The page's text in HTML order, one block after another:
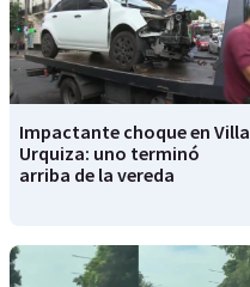
Impactante choque en Villa
Urquiza: uno terminó
arriba de la vereda